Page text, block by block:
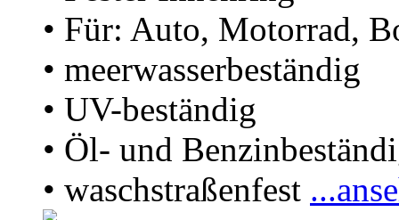
• Für: Auto, Motorrad,
• meerwasserbeständig
• UV-beständig
• Öl- und
• waschstraßenfest